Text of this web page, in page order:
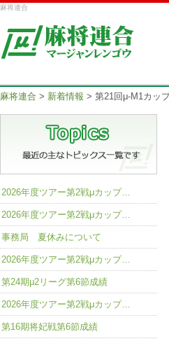
麻将連合
麻将連合 > 新着情報 > 第21回μ-M1カッ
2026年度ツアー第2戦μカップ…
2026年度ツアー第2戦μカップ…
事務局 夏休みについて
2026年度ツアー第2戦μカップ…
第24期μ2リーグ第6節成績
2026年度ツアー第2戦μカップ…
第16期将妃戦第6節成績